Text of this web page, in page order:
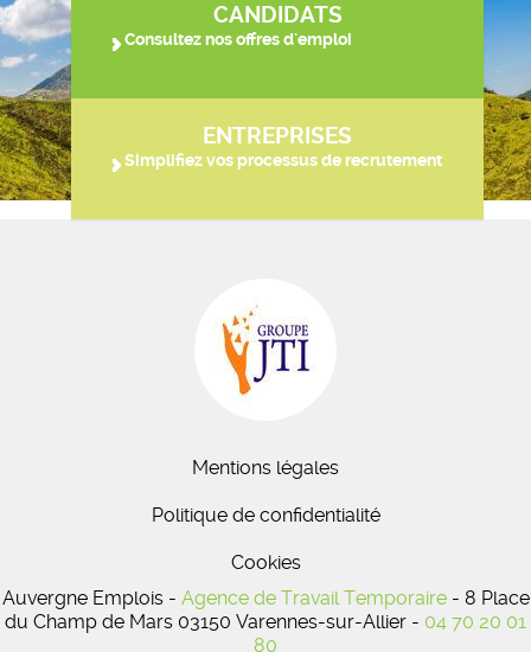
CANDIDATS
Consultez nos offres d'emploi
ENTREPRISES
Simplifiez vos processus de recrutement
Mentions légales
Politique de confidentialité
Cookies
Auvergne Emplois - Agence de Travail Temporaire- 8 Place
du Champ de Mars 03150 Varennes-sur-Allier - 04 70 20 01
80